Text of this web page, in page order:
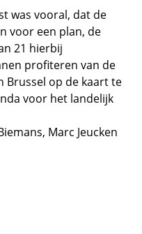
was vooral, dat de
voor een plan, de
21 hierbij
profiteren van de
Brussel op de kaart te
voor het landelijk
Marc Jeucken